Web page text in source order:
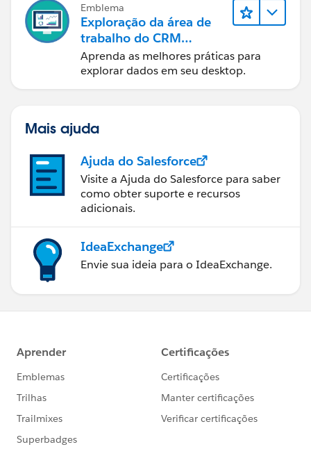
Emblema
Exploração da área de
trabalho do CRM
Analytics
Aprenda as melhores práticas para
explorar dados em seu desktop.
Mais ajuda
Ajuda do Salesforce
Visite a Ajuda do Salesforce para saber
como obter suporte e recursos
adicionais.
IdeaExchange
Envie sua ideia para o IdeaExchange.